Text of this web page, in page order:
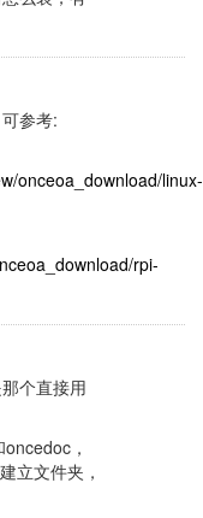
参考:
onceoa_download/linux-
rpi-
个直接用
，
立文件夹，